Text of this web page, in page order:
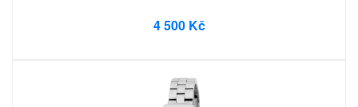
4 500 Kč